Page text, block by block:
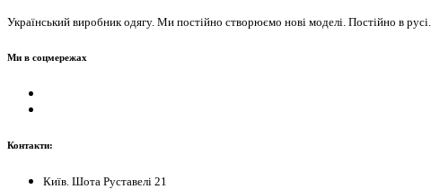
Український виробник одягу. Ми постійно створюємо нові моделі. Постійно в
Ми в соцмережах
Контакти:
Київ. Шота Руставелі 21